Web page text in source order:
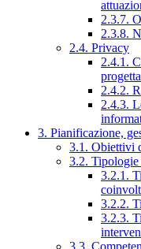
2.3.7.
2.3.8.
2.4. Privacy
2.4.1.
2.4.2.
2.4.3.
3. Pianificazione,
3.1. Obiettivi
3.2.
3.2.1.
3.2.2.
3.2.3.
3.3.